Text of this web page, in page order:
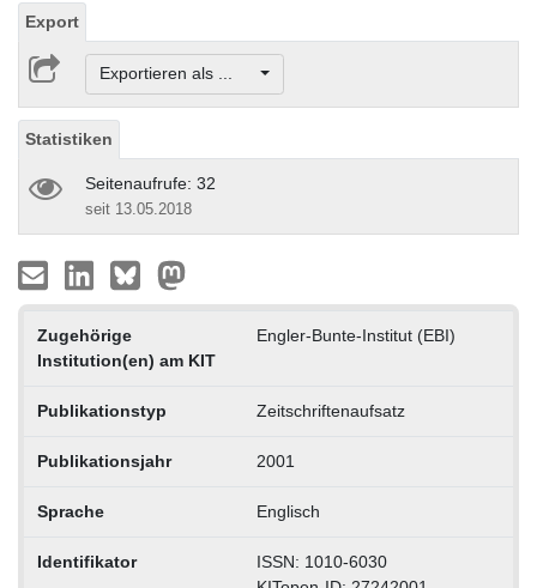
Export
Exportieren als ...
Statistiken
Seitenaufrufe: 32
seit 13.05.2018
Zugehörige
Institution(en) am KIT
Engler-Bunte-Institut (EBI)
Publikationstyp Zeitschriftenaufsatz
Publikationsjahr 2001
Sprache Englisch
Identifikator
ISSN: 1010-6030